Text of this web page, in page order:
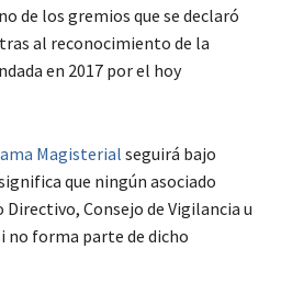
de los gremios que se declaró
al reconocimiento de la
en 2017 por el hoy
Magisterial seguirá bajo
que ningún asociado
Consejo de Vigilancia u
no forma parte de dicho